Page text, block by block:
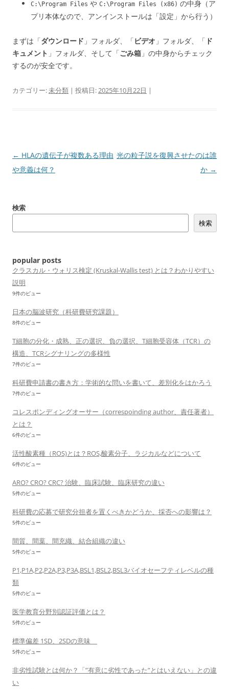
C:\Program Files や C:\Program Files (x86) の中身（ア
プリ本体なので、アンインストールは「設定」から行う）
まずは「ダウンロード 」フォルダ、「ビデオ 」フォルダ、「 ド
キュメント 」フォルダ、そして「ごみ箱 」の中身からチェック
するのが安全です。
カテゴリー:未分類 | 投稿日:2025年10月22日 |
投
稿
ゲ
ン
← HLAの遺伝子が複数ある理由
や意義は何？
光の粒子説を復興させたのは誰
か →
検索
検索
popular posts
クラスカル・ウォリス検定 (Kruskal-Wallis test) とは？わかりやすい
説明
9件のビュー
日本の脳波研究（科研費研究課題）
8件のビュー
T細胞の分化・成熟、正の選択、負の選択、T細胞受容体（TCR）の
構造、TCRシグナリングの多様性
7件のビュー
科研費申請書の書き方：学術的な問いを書いて、差別化をはかろう
7件のビュー
コレスポンディングオーサー（correspoinding author、責任著者）
とは？
6件のビュー
活性酸素種（ROS)とは？ROS,酸素分子、ラジカルなどについて
6件のビュー
ARO? CRO? CRC? 治験、臨床試験、臨床研究の違い
5件のビュー
科研費の応募で研究分担者を置くべきかどうか、採否への影響は？
5件のビュー
間質、間葉、間充織、結合組織の違い
5件のビュー
P1,P1A,P2,P2A,P3,P3A,BSL1,BSL2,BSL3バイオセーフティレベルの種
類
5件のビュー
医学教育分野別認証評価とは？
5件のビュー
標準偏差 1SD、2SDの意味
5件のビュー
非劣性試験とは何か？「”有意に劣性であった”とはいえない」との違
い